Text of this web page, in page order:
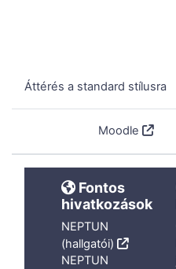
Áttérés a standard stílusra
Moodle
Fontos
hivatkozások
NEPTUN
(hallgatói)
NEPTUN